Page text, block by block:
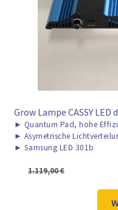
► ZAHLARTEN
► VERSANDARTEN
Grow Lampe CASSY
► Quantum Pad, hohe
► Asymetrische
► Samsung LED 301b
1.119,00€